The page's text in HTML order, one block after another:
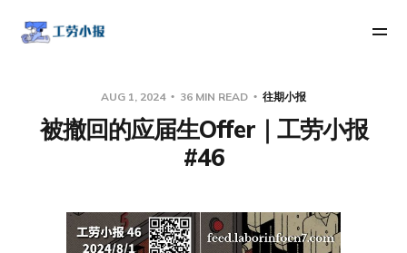
AUG 1, 2024 36 MIN READ 往期小报
被撤回的应届生Offer｜工劳小报
#46